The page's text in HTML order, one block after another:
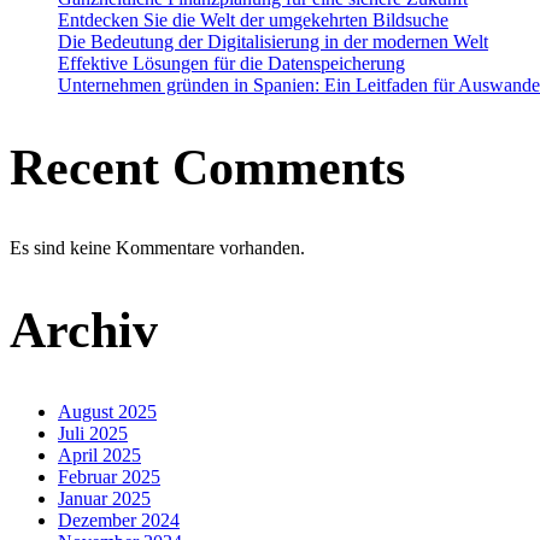
Entdecken Sie die Welt der umgekehrten Bildsuche
Die Bedeutung der Digitalisierung in der modernen Welt
Effektive Lösungen für die Datenspeicherung
Unternehmen gründen in Spanien: Ein Leitfaden für
Recent Comments
Es sind keine Kommentare vorhanden.
Archiv
August 2025
Juli 2025
April 2025
Februar 2025
Januar 2025
Dezember 2024